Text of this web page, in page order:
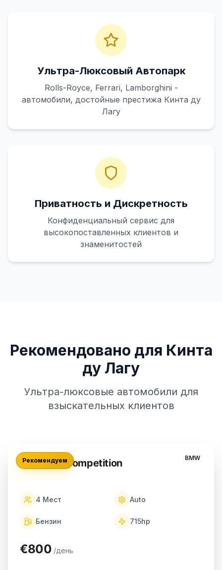
Ультра-Люксовый Автопарк
Rolls-Royce, Ferrari, Lamborghini -
автомобили, достойные престижа Кинта ду
Лагу
Приватность и Дискретность
Конфиденциальный сервис для
высокопоставленных клиентов и
знаменитостей
Рекомендовано для Кинта
ду Лагу
Ультра-люксовые автомобили для
взыскательных клиентов
Рекомендуем BMW
BMW M4 Competition
4 Мест Auto
Бензин 715hp
€800 /день